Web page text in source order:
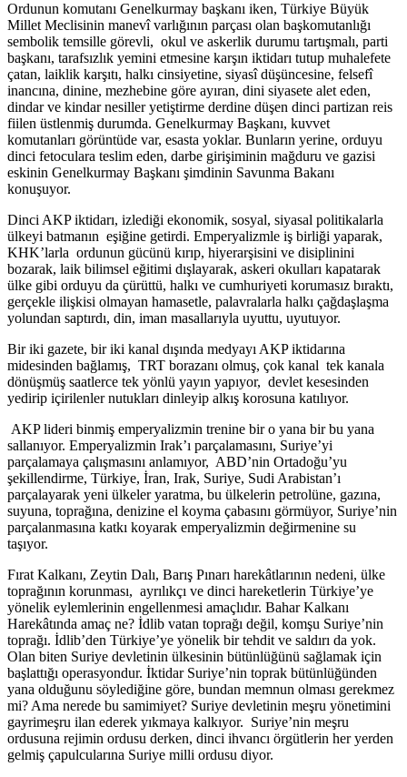
Ordunun komutanı Genelkurmay başkanı iken, Türkiye Büyük
Millet Meclisinin manevî varlığının parçası olan başkomutanlığı
sembolik temsille görevli, okul ve askerlik durumu tartışmalı, parti
başkanı, tarafsızlık yemini etmesine karşın iktidarı tutup muhalefete
çatan, laiklik karşıtı, halkı cinsiyetine, siyasî düşüncesine, felsefî
inancına, dinine, mezhebine göre ayıran, dini siyasete alet eden,
dindar ve kindar nesiller yetiştirme derdine düşen dinci partizan reis
fiilen üstlenmiş durumda. Genelkurmay Başkanı, kuvvet
komutanları görüntüde var, esasta yoklar. Bunların yerine, orduyu
dinci fetoculara teslim eden, darbe girişiminin mağduru ve gazisi
eskinin Genelkurmay Başkanı şimdinin Savunma Bakanı
konuşuyor.
Dinci AKP iktidarı, izlediği ekonomik, sosyal, siyasal politikalarla
ülkeyi batmanın eşiğine getirdi. Emperyalizmle iş birliği yaparak,
KHK’larla ordunun gücünü kırıp, hiyerarşisini ve disiplinini
bozarak, laik bilimsel eğitimi dışlayarak, askeri okulları kapatarak
ülke gibi orduyu da çürüttü, halkı ve cumhuriyeti korumasız bıraktı,
gerçekle ilişkisi olmayan hamasetle, palavralarla halkı çağdaşlaşma
yolundan saptırdı, din, iman masallarıyla uyuttu, uyutuyor.
Bir iki gazete, bir iki kanal dışında medyayı AKP iktidarına
midesinden bağlamış, TRT borazanı olmuş, çok kanal tek kanala
dönüşmüş saatlerce tek yönlü yayın yapıyor, devlet kesesinden
yedirip içirilenler nutukları dinleyip alkış korosuna katılıyor.
AKP lideri binmiş emperyalizmin trenine bir o yana bir bu yana
sallanıyor. Emperyalizmin Irak’ı parçalamasını, Suriye’yi
parçalamaya çalışmasını anlamıyor, ABD’nin Ortadoğu’yu
şekillendirme, Türkiye, İran, Irak, Suriye, Sudi Arabistan’ı
parçalayarak yeni ülkeler yaratma, bu ülkelerin petrolüne, gazına,
suyuna, toprağına, denizine el koyma çabasını görmüyor, Suriye’nin
parçalanmasına katkı koyarak emperyalizmin değirmenine su
taşıyor.
Fırat Kalkanı, Zeytin Dalı, Barış Pınarı harekâtlarının nedeni, ülke
toprağının korunması, ayrılıkçı ve dinci hareketlerin Türkiye’ye
yönelik eylemlerinin engellenmesi amaçlıdır. Bahar Kalkanı
Harekâtında amaç ne? İdlib vatan toprağı değil, komşu Suriye’nin
toprağı. İdlib’den Türkiye’ye yönelik bir tehdit ve saldırı da yok.
Olan biten Suriye devletinin ülkesinin bütünlüğünü sağlamak için
başlattığı operasyondur. İktidar Suriye’nin toprak bütünlüğünden
yana olduğunu söylediğine göre, bundan memnun olması gerekmez
mi? Ama nerede bu samimiyet? Suriye devletinin meşru yönetimini
gayrimeşru ilan ederek yıkmaya kalkıyor. Suriye’nin meşru
ordusuna rejimin ordusu derken, dinci ihvancı örgütlerin her yerden
gelmiş çapulcularına Suriye milli ordusu diyor.